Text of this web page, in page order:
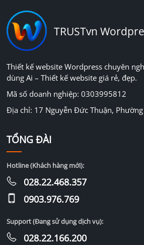
TRUSTvn
Thiết kế website Wordpress chuyên
dùng Ai – Thiết kế website giá rẻ, đẹp.
Mã số doanh nghiệp: 0303995812
Địa chỉ: 17 Nguyễn Đức Thuận, Phường
TỔNG ĐÀI
Hotline (Khách hàng mới):
028.22.468.357
0903.976.769
Support (Đang sử dụng dịch vụ):
028.22.166.200